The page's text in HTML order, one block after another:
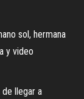
sol, hermana
y video
llegar a